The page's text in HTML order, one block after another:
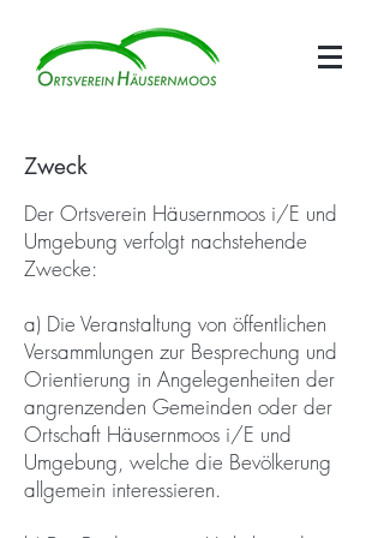
Zweck
Der Ortsverein Häusernmoos i/E und
Umgebung verfolgt nachstehende
Zwecke:
a) Die Veranstaltung von öffentlichen
Versammlungen zur Besprechung und
Orientierung in Angelegenheiten der
angrenzenden Gemeinden oder der
Ortschaft Häusernmoos i/E und
Umgebung, welche die Bevölkerung
allgemein interessieren.